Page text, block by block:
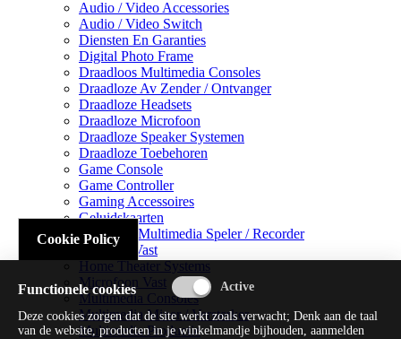
Audio / Video Accessories
Audio / Video Switch
Diensten En Garanties
Digital Photo Frame
Draadloos Multimedia Consoles
Draadloze Av Zender / Ontvanger
Draadloze Headsets
Draadloze Microfoon
Draadloze Speaker Systemen
Draadloze Toebehoren
Game Console
Game Controller
Gaming Accessoires
Geluidskaarten
Handheld Multimedia Speler / Recorder
Headsets Vast
Home Theater Systems
Microfoon Vast
Multimedia Consoles
Multimedia Mixer / Versterker
Multimedia Productie
Cookie Policy
Functionele cookies
Deze cookies zorgen dat de site werkt zoals verwacht; Denk aan de taal
van de website, producten in je winkelmandje bijhouden, aanmelden